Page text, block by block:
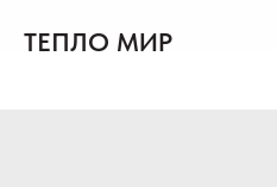
ТЕПЛО МИР